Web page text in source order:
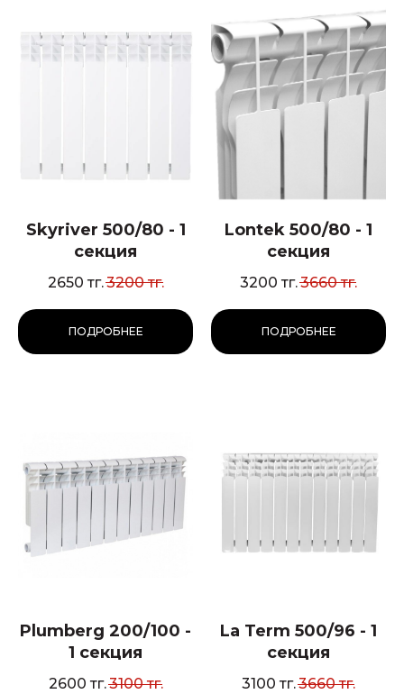
Skyriver 500/80 - 1
секция
2650 тг.3200 тг.
ПОДРОБНЕЕ
Lontek 500/80 - 1
секция
3200 тг.3660 тг.
ПОДРОБНЕЕ
Plumberg 200/100 -
1 секция
2600 тг.3100 тг.
La Term 500/96 - 1
секция
3100 тг.3660 тг.